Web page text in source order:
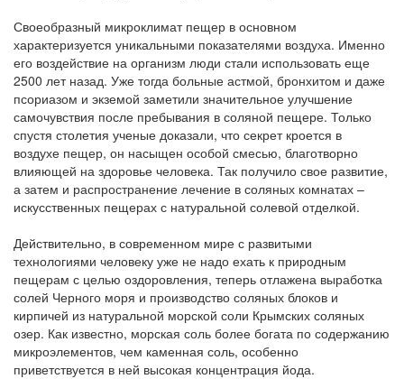
Своеобразный микроклимат пещер в основном
характеризуется уникальными показателями воздуха. Именно
его воздействие на организм люди стали использовать еще
2500 лет назад. Уже тогда больные астмой, бронхитом и даже
псориазом и экземой заметили значительное улучшение
самочувствия после пребывания в соляной пещере. Только
спустя столетия ученые доказали, что секрет кроется в
воздухе пещер, он насыщен особой смесью, благотворно
влияющей на здоровье человека. Так получило свое развитие,
а затем и распространение лечение в соляных комнатах –
искусственных пещерах с натуральной солевой отделкой.
Действительно, в современном мире с развитыми
технологиями человеку уже не надо ехать к природным
пещерам с целью оздоровления, теперь отлажена выработка
солей Черного моря и производство соляных блоков и
кирпичей из натуральной морской соли Крымских соляных
озер. Как известно, морская соль более богата по содержанию
микроэлементов, чем каменная соль, особенно
приветствуется в ней высокая концентрация йода.